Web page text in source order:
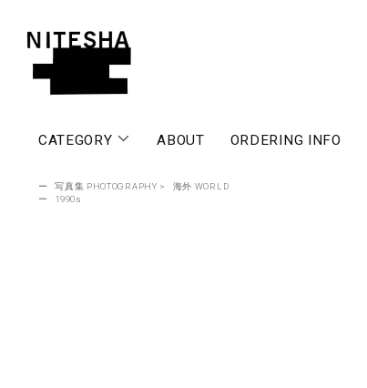
CATEGORY ABOUT ORDERING INFO
ー 写真集 PHOTOGRAPHY >
海外 WORLD
ー
1990s